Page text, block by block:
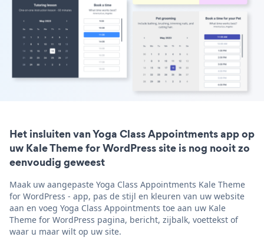
Het insluiten van Yoga Class Appointments app op
uw Kale Theme for WordPress site is nog nooit zo
eenvoudig geweest
Maak uw aangepaste Yoga Class Appointments Kale Theme
for WordPress - app, pas de stijl en kleuren van uw website
aan en voeg Yoga Class Appointments toe aan uw Kale
Theme for WordPress pagina, bericht, zijbalk, voettekst of
waar u maar wilt op uw site.